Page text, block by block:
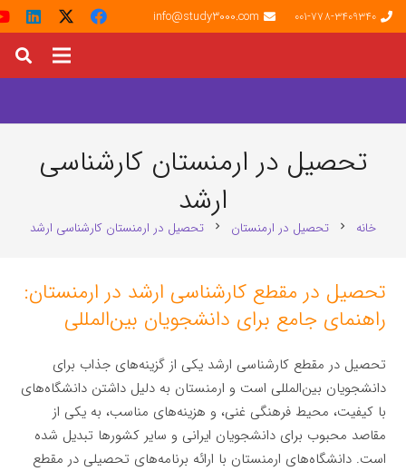
001-778-3409340
info@study3000.com
تحصیل در ارمنستان کارشناسی
ارشد
خانه chevron_right تحصیل در ارمنستان chevron_right تحصیل در ارمنستان کارشناسی ارشد
تحصیل در مقطع کارشناسی ارشد در ارمنستان:
راهنمای جامع برای دانشجویان بین‌المللی
تحصیل در مقطع کارشناسی ارشد یکی از گزینه‌های جذاب برای
دانشجویان بین‌المللی است و ارمنستان به دلیل داشتن دانشگاه‌های
با کیفیت، محیط فرهنگی غنی، و هزینه‌های مناسب، به یکی از
مقاصد محبوب برای دانشجویان ایرانی و سایر کشورها تبدیل شده
است. دانشگاه‌های ارمنستان با ارائه برنامه‌های تحصیلی در مقطع